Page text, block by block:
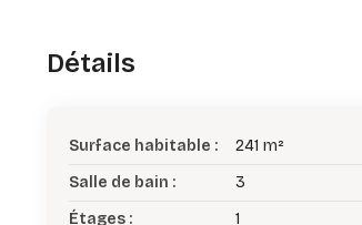
Détails
Surface habitable : 241 m²
Salle de bain :
3
Étages :
1